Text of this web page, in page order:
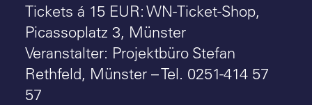
Tickets á 15 EUR: WN-Ticket-Shop,
Picassoplatz 3, Münster
Veranstalter: Projektbüro Stefan
Rethfeld, Münster – Tel. 0251-414 57
57